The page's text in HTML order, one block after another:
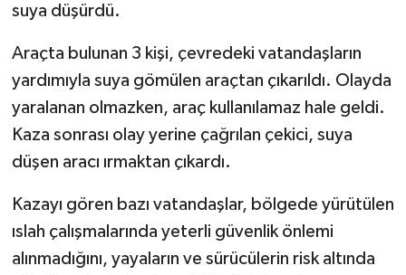
suya düşürdü.
Araçta bulunan 3 kişi, çevredeki vatandaşların
yardımıyla suya gömülen araçtan çıkarıldı. Olayda
yaralanan olmazken, araç kullanılamaz hale geldi.
Kaza sonrası olay yerine çağrılan çekici, suya
düşen aracı ırmaktan çıkardı.
Kazayı gören bazı vatandaşlar, bölgede yürütülen
ıslah çalışmalarında yeterli güvenlik önlemi
alınmadığını, yayaların ve sürücülerin risk altında